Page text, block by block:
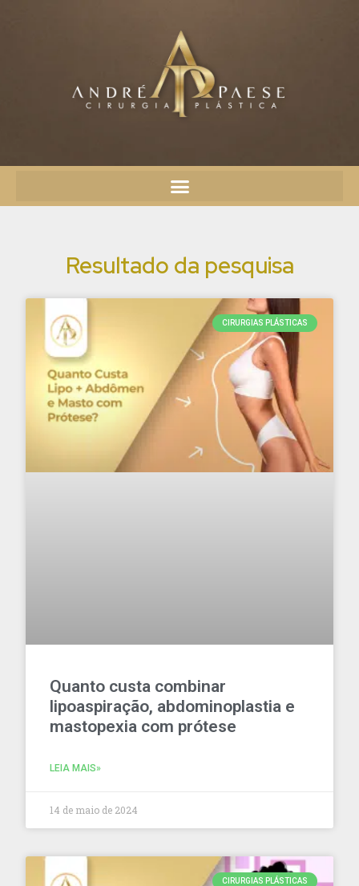
Resultado da pesquisa
CIRURGIAS PLÁSTICAS
Quanto custa combinar
lipoaspiração, abdominoplastia e
mastopexia com prótese
LEIA MAIS»
14 de maio de 2024
CIRURGIAS PLÁSTICAS